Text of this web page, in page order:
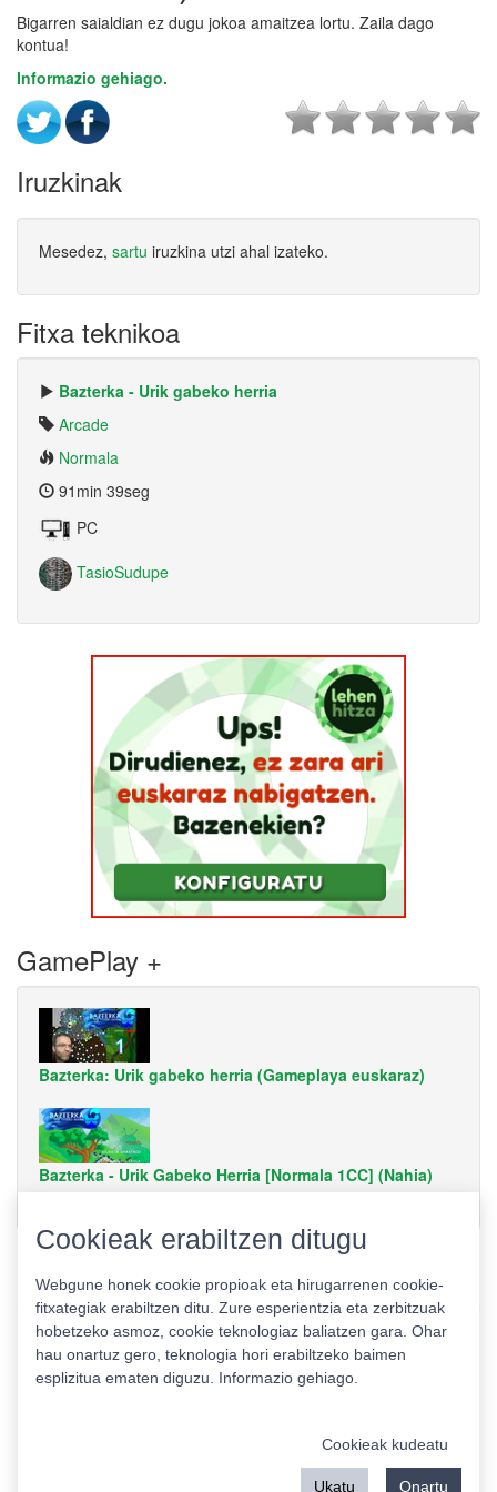
Bigarren saialdian ez dugu jokoa amaitzea lortu. Zaila dago
kontua!
Informazio gehiago.
Iruzkinak
Mesedez, sartu iruzkina utzi ahal izateko.
Fitxa teknikoa
Bazterka - Urik gabeko herria
Arcade
Normala
91min 39seg
PC
TasioSudupe
GamePlay +
Bazterka: Urik gabeko herria (Gameplaya euskaraz)
Bazterka - Urik Gabeko Herria [Normala 1CC] (Nahia)
Estatistikak
Cookieak erabiltzen ditugu
Webgune honek cookie propioak eta hirugarrenen cookie-
fitxategiak erabiltzen ditu. Zure esperientzia eta zerbitzuak
hobetzeko asmoz, cookie teknologiaz baliatzen gara. Ohar
hau onartuz gero, teknologia hori erabiltzeko baimen
esplizitua ematen diguzu. Informazio gehiago.
Cookieak kudeatu
Ukatu Onartu